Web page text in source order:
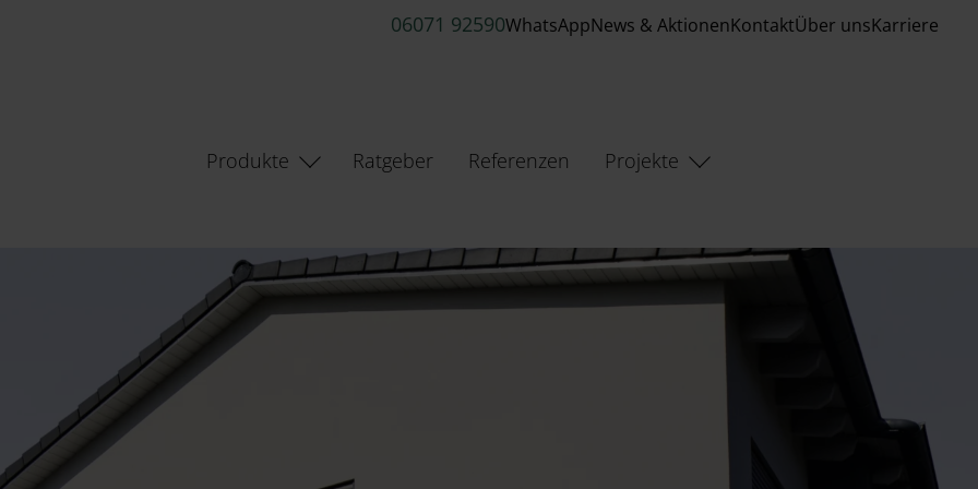
06071 92590WhatsAppNews & AktionenKontaktÜber unsKarriere
Produkte
Ratgeber Referenzen Projekte